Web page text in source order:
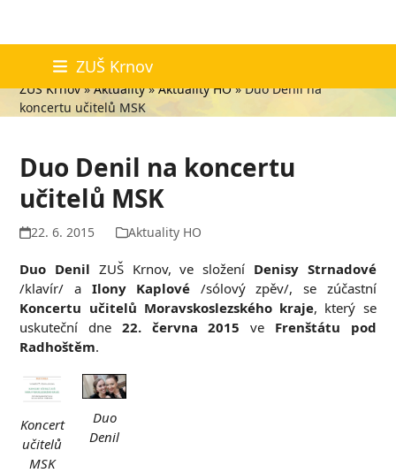
content
ZUŠ Krnov
Aktuality
ZUŠ Krnov»Aktuality»Aktuality HO»Duo Denil na
koncertu učitelů MSK
Duo Denil na koncertu
učitelů MSK
22. 6. 2015 Aktuality HO
Duo Denil ZUŠ Krnov, ve složení Denisy Strnadové
/klavír/ a Ilony Kaplové /sólový zpěv/, se zúčastní
Koncertu učitelů Moravskoslezského kraje, který se
uskuteční dne 22. června 2015 ve Frenštátu pod
Radhoštěm.
Koncert
učitelů
MSK
Duo
Denil